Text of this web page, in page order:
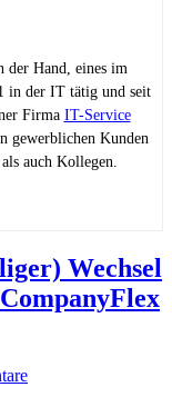
der Hand, eines im
in der IT tätig und seit
Firma IT-Service
gewerblichen Kunden
auch Kollegen.
Wechsel